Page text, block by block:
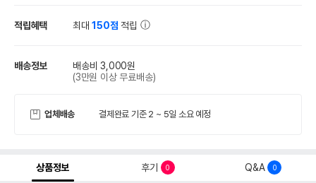
적립혜택 최대150점 적립
배송정보
배송비 3,000원
(3만원 이상 무료배송)
업체배송 결제완료 기준 2 ~ 5일 소요 예정
상품정보 후기 0 Q&A 0